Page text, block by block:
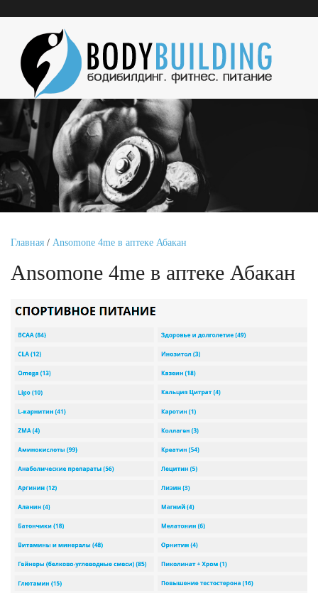
Главная / Ansomone 4me в аптеке Абакан
Ansomone 4me в аптеке Абакан